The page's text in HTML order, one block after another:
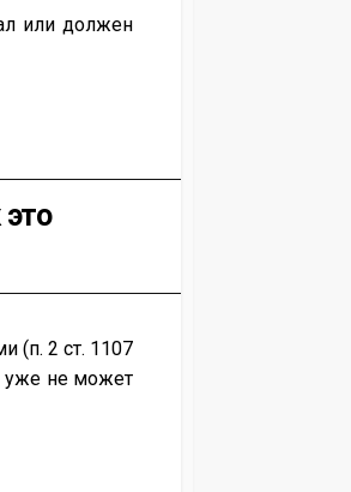
или должен
(п. 2 ст. 1107
уже не может